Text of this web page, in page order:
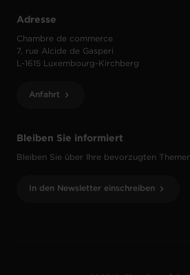
Bleiben Sie informiert
Bleiben Sie über Ihre bevorzugten
In den Newsletter einschreiben
Adresse
Chambre de commerce
7, rue Alcide de Gasperi
L-1615 Luxembourg-Kirchberg
Anfahrt